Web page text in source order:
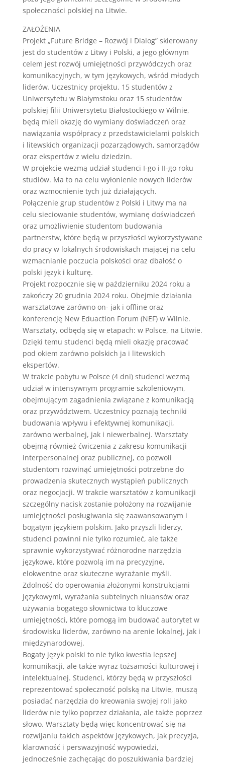
społeczności polskiej na Litwie.
ZAŁOŻENIA
Projekt „Future Bridge – Rozwój i Dialog” skierowany
jest do studentów z Litwy i Polski, a jego głównym
celem jest rozwój umiejętności przywódczych oraz
komunikacyjnych, w tym językowych, wśród młodych
liderów. Uczestnicy projektu, 15 studentów z
Uniwersytetu w Białymstoku oraz 15 studentów
polskiej filii Uniwersytetu Białostockiego w Wilnie,
będą mieli okazję do wymiany doświadczeń oraz
nawiązania współpracy z przedstawicielami polskich
i litewskich organizacji pozarządowych, samorządów
oraz ekspertów z wielu dziedzin.
W projekcie wezmą udział studenci I-go i II-go roku
studiów. Ma to na celu wyłonienie nowych liderów
oraz wzmocnienie tych już działających.
Połączenie grup studentów z Polski i Litwy ma na
celu sieciowanie studentów, wymianę doświadczeń
oraz umożliwienie studentom budowania
partnerstw, które będą w przyszłości wykorzystywane
do pracy w lokalnych środowiskach mającej na celu
wzmacnianie poczucia polskości oraz dbałość o
polski język i kulturę.
Projekt rozpocznie się w październiku 2024 roku a
zakończy 20 grudnia 2024 roku. Obejmie działania
warsztatowe zarówno on- jak i offline oraz
konferencję New Eduaction Forum (NEF) w Wilnie.
Warsztaty, odbędą się w etapach: w Polsce, na Litwie.
Dzięki temu studenci będą mieli okazję pracować
pod okiem zarówno polskich ja i litewskich
ekspertów.
W trakcie pobytu w Polsce (4 dni) studenci wezmą
udział w intensywnym programie szkoleniowym,
obejmującym zagadnienia związane z komunikacją
oraz przywództwem. Uczestnicy poznają techniki
budowania wpływu i efektywnej komunikacji,
zarówno werbalnej, jak i niewerbalnej. Warsztaty
obejmą również ćwiczenia z zakresu komunikacji
interpersonalnej oraz publicznej, co pozwoli
studentom rozwinąć umiejętności potrzebne do
prowadzenia skutecznych wystąpień publicznych
oraz negocjacji. W trakcie warsztatów z komunikacji
szczególny nacisk zostanie położony na rozwijanie
umiejętności posługiwania się zaawansowanym i
bogatym językiem polskim. Jako przyszli liderzy,
studenci powinni nie tylko rozumieć, ale także
sprawnie wykorzystywać różnorodne narzędzia
językowe, które pozwolą im na precyzyjne,
elokwentne oraz skuteczne wyrażanie myśli.
Zdolność do operowania złożonymi konstrukcjami
językowymi, wyrażania subtelnych niuansów oraz
używania bogatego słownictwa to kluczowe
umiejętności, które pomogą im budować autorytet w
środowisku liderów, zarówno na arenie lokalnej, jak i
międzynarodowej.
Bogaty język polski to nie tylko kwestia lepszej
komunikacji, ale także wyraz tożsamości kulturowej i
intelektualnej. Studenci, którzy będą w przyszłości
reprezentować społeczność polską na Litwie, muszą
posiadać narzędzia do kreowania swojej roli jako
liderów nie tylko poprzez działania, ale także poprzez
słowo. Warsztaty będą więc koncentrować się na
rozwijaniu takich aspektów językowych, jak precyzja,
klarowność i perswazyjność wypowiedzi,
jednocześnie zachęcając do poszukiwania bardziej